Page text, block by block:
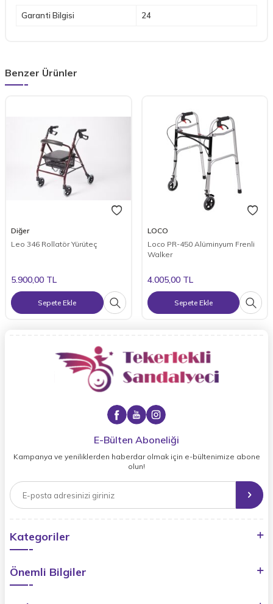
Garanti Bilgisi 24
Benzer Ürünler
Diğer
Leo 346 Rollatör Yürüteç
5.900,00 TL
Sepete Ekle
LOCO
Loco PR-450 Alüminyum Frenli
Walker
4.005,00TL
Sepete Ekle
E-Bülten Aboneliği
Kampanya ve yeniliklerden haberdar olmak için e-bültenimize abone
olun!
Kategoriler
Önemli Bilgiler